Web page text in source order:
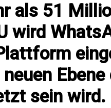
als 51
wird
sein wird.